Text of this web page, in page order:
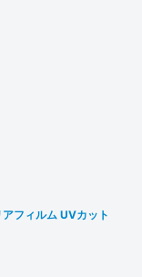
フィルム UVカット